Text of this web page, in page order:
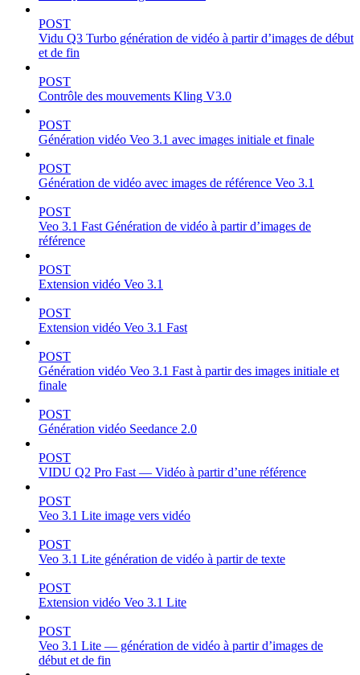
POST
Vidu Q3 Turbo génération de vidéo à partir d’images de début
et de fin
POST
Contrôle des mouvements Kling V3.0
POST
Génération vidéo Veo 3.1 avec images initiale et finale
POST
Génération de vidéo avec images de référence Veo 3.1
POST
Veo 3.1 Fast Génération de vidéo à partir d’images de
référence
POST
Extension vidéo Veo 3.1
POST
Extension vidéo Veo 3.1 Fast
POST
Génération vidéo Veo 3.1 Fast à partir des images initiale et
finale
POST
Génération vidéo Seedance 2.0
POST
VIDU Q2 Pro Fast — Vidéo à partir d’une référence
POST
Veo 3.1 Lite image vers vidéo
POST
Veo 3.1 Lite génération de vidéo à partir de texte
POST
Extension vidéo Veo 3.1 Lite
POST
Veo 3.1 Lite — génération de vidéo à partir d’images de
début et de fin